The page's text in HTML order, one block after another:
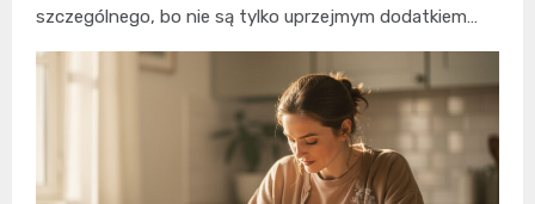
szczególnego, bo nie są tylko uprzejmym dodatkiem…